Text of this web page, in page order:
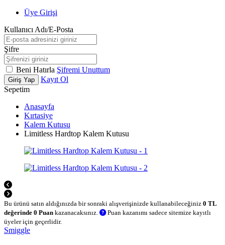
Üye Girişi
Kullanıcı Adı/E-Posta
Şifre
Beni Hatırla Şifremi Unuttum
Giriş Yap
Kayıt Ol
Sepetim
Anasayfa
Kırtasiye
Kalem Kutusu
Limitless Hardtop Kalem Kutusu
Bu ürünü satın aldığınızda bir sonraki alışverişinizde kullanabileceğiniz 0 TL
değerinde 0 Puan kazanacaksınız.
Puan kazanımı sadece sitemize kayıtlı
üyeler için geçerlidir.
Smiggle